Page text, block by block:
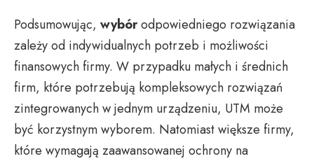
Podsumowując, wybórodpowiedniego rozwiązania
zależy od indywidualnych potrzeb i możliwości
finansowych firmy. W przypadku małych i średnich
firm, które potrzebują kompleksowych rozwiązań
zintegrowanych w jednym urządzeniu, UTM może
być korzystnym wyborem. Natomiast większe firmy,
które wymagają zaawansowanej ochrony na